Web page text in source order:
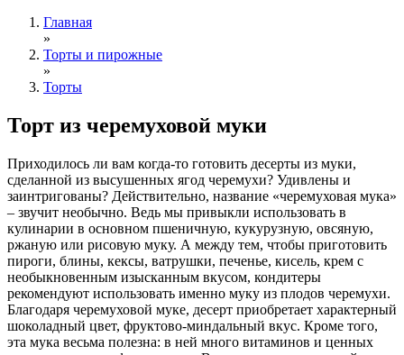
Главная
»
Торты и пирожные
»
Торты
Торт из черемуховой муки
Приходилось ли вам когда-то готовить десерты из муки,
сделанной из высушенных ягод черемухи? Удивлены и
заинтригованы? Действительно, название «черемуховая мука»
– звучит необычно. Ведь мы привыкли использовать в
кулинарии в основном пшеничную, кукурузную, овсяную,
ржаную или рисовую муку. А между тем, чтобы приготовить
пироги, блины, кексы, ватрушки, печенье, кисель, крем с
необыкновенным изысканным вкусом, кондитеры
рекомендуют использовать именно муку из плодов черемухи.
Благодаря черемуховой муке, десерт приобретает характерный
шоколадный цвет, фруктово-миндальный вкус. Кроме того,
эта мука весьма полезна: в ней много витаминов и ценных